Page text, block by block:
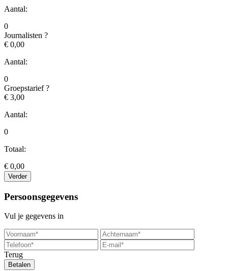
Aantal:
0
Journalisten ?
€ 0,00
Aantal:
0
Groepstarief?
€ 3,00
Aantal:
0
Totaal:
€ 0,00
Verder
Persoonsgegevens
Vul je gegevens in
Terug
Betalen